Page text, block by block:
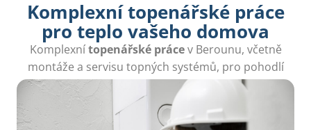
Komplexní topenářské práce
pro teplo vašeho domova
Komplexnítopenářské prácev Berounu, včetně
montáže a servisu topných systémů, pro pohodlí
vašeho domova a zajištění kvalitního vytápění.